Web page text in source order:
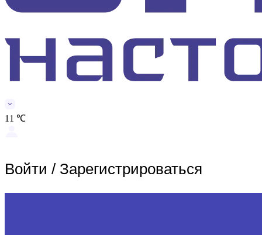
11 ℃
Войти / Зарегистрироваться